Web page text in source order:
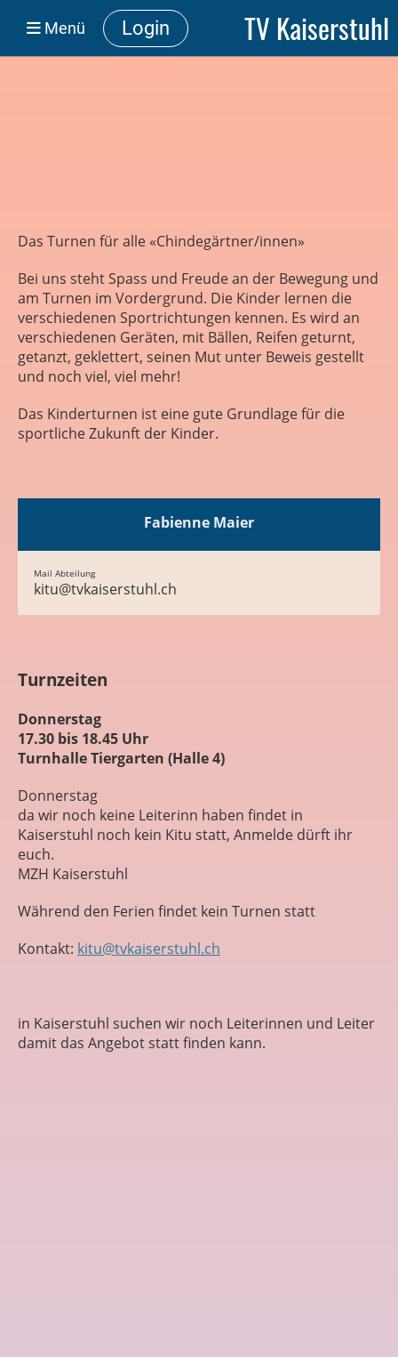
TV Kaiserstuhl
Login
Menü
Das Turnen für alle «Chindegärtner/innen»
Bei uns steht Spass und Freude an der Bewegung und
am Turnen im Vordergrund. Die Kinder lernen die
verschiedenen Sportrichtungen kennen. Es wird an
verschiedenen Geräten, mit Bällen, Reifen geturnt,
getanzt, geklettert, seinen Mut unter Beweis gestellt
und noch viel, viel mehr!
Das Kinderturnen ist eine gute Grundlage für die
sportliche Zukunft der Kinder.
Fabienne Maier
Mail Abteilung
kitu@tvkaiserstuhl.ch
Turnzeiten
Donnerstag
17.30 bis 18.45 Uhr
Turnhalle Tiergarten (Halle 4)
Donnerstag
da wir noch keine Leiterinn haben findet in
Kaiserstuhl noch kein Kitu statt, Anmelde dürft ihr
euch.
MZH Kaiserstuhl
Während den Ferien findet kein Turnen statt
Kontakt: kitu@tvkaiserstuhl.ch
in Kaiserstuhl suchen wir noch Leiterinnen und Leiter
damit das Angebot statt finden kann.